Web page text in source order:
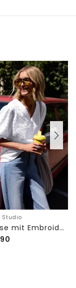
Studio
Shirtbluse mit Embroidery-Front